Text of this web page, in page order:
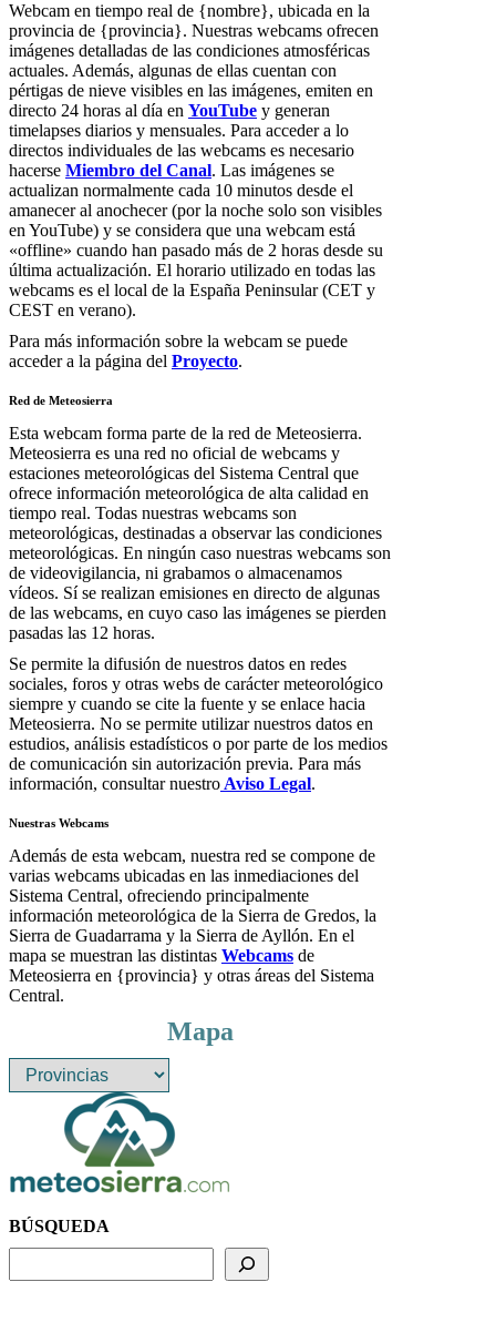
Webcam en tiempo real de {nombre}, ubicada en la
provincia de {provincia}. Nuestras webcams ofrecen
imágenes detalladas de las condiciones atmosféricas
actuales. Además, algunas de ellas cuentan con
pértigas de nieve visibles en las imágenes, emiten en
directo 24 horas al día en YouTube y generan
timelapses diarios y mensuales. Para acceder a lo
directos individuales de las webcams es necesario
hacerse Miembro del Canal. Las imágenes se
actualizan normalmente cada 10 minutos desde el
amanecer al anochecer (por la noche solo son visibles
en YouTube) y se considera que una webcam está
«offline» cuando han pasado más de 2 horas desde su
última actualización. El horario utilizado en todas las
webcams es el local de la España Peninsular (CET y
CEST en verano).
Para más información sobre la webcam se puede
acceder a la página del Proyecto.
Red de Meteosierra
Esta webcam forma parte de la red de Meteosierra.
Meteosierra es una red no oficial de webcams y
estaciones meteorológicas del Sistema Central que
ofrece información meteorológica de alta calidad en
tiempo real. Todas nuestras webcams son
meteorológicas, destinadas a observar las condiciones
meteorológicas. En ningún caso nuestras webcams son
de videovigilancia, ni grabamos o almacenamos
vídeos. Sí se realizan emisiones en directo de algunas
de las webcams, en cuyo caso las imágenes se pierden
pasadas las 12 horas.
Se permite la difusión de nuestros datos en redes
sociales, foros y otras webs de carácter meteorológico
siempre y cuando se cite la fuente y se enlace hacia
Meteosierra. No se permite utilizar nuestros datos en
estudios, análisis estadísticos o por parte de los medios
de comunicación sin autorización previa. Para más
información, consultar nuestro Aviso Legal.
Nuestras Webcams
Además de esta webcam, nuestra red se compone de
varias webcams ubicadas en las inmediaciones del
Sistema Central, ofreciendo principalmente
información meteorológica de la Sierra de Gredos, la
Sierra de Guadarrama y la Sierra de Ayllón. En el
mapa se muestran las distintas Webcams de
Meteosierra en {provincia} y otras áreas del Sistema
Central.
Mapa
BÚSQUEDA